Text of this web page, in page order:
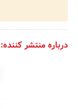
درباره منتشر کننده: